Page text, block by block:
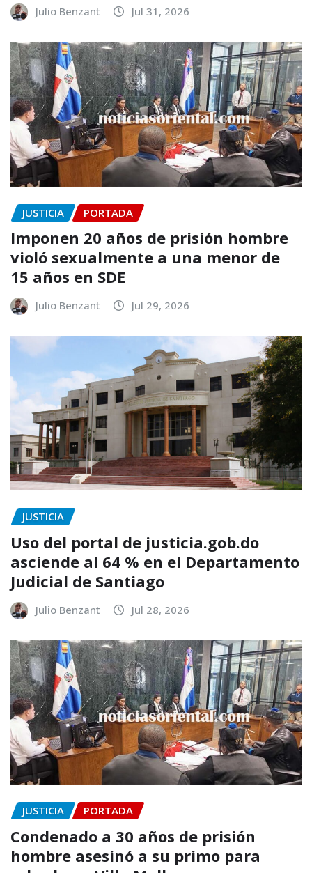
Julio Benzant Jul 31, 2026
JUSTICIA PORTADA
Imponen 20 años de prisión hombre
violó sexualmente a una menor de
15 años en SDE
Julio Benzant Jul 29, 2026
JUSTICIA
Uso del portal de justicia.gob.do
asciende al 64 % en el Departamento
Judicial de Santiago
Julio Benzant Jul 28, 2026
JUSTICIA PORTADA
Condenado a 30 años de prisión
hombre asesinó a su primo para